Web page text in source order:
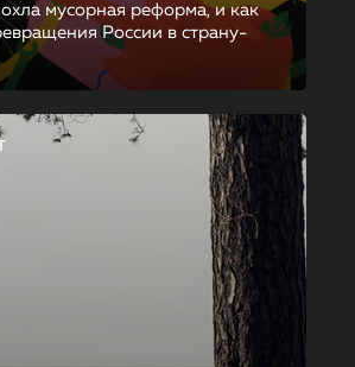
мусорная реформа, и как
России в страну-